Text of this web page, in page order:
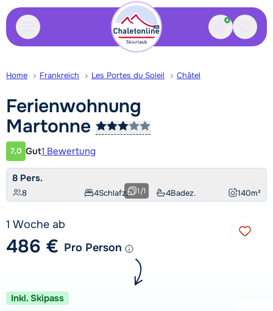
Kontakt
Home Frankreich Les Portes du Soleil Châtel
Ferienwohnung
Martonne
Kundenbewertung
7,0 Gut1 Bewertung
8 Pers.
8 4Schlafz. 4Badez. 140m²
1/1
1 Woche ab
486 € Pro Person
Inkl. Skipass